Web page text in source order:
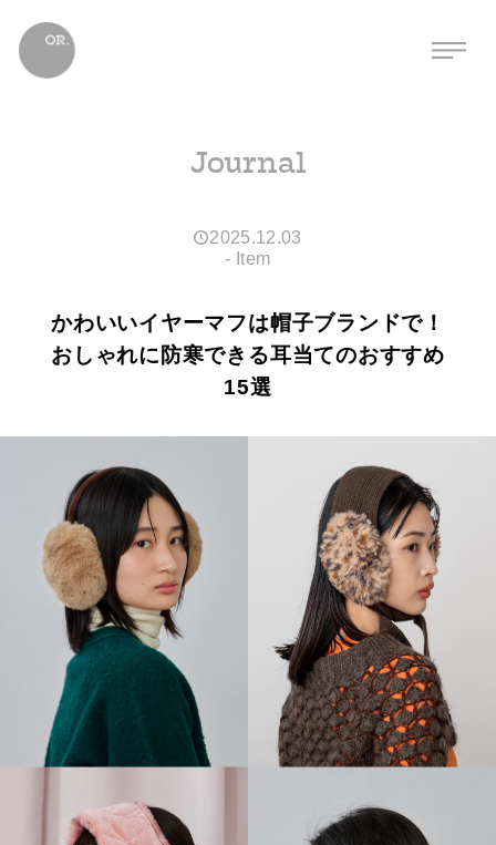
Journal
2025.12.03
- Item
かわいいイヤーマフは帽子ブランドで！
おしゃれに防寒できる耳当てのおすすめ
15選